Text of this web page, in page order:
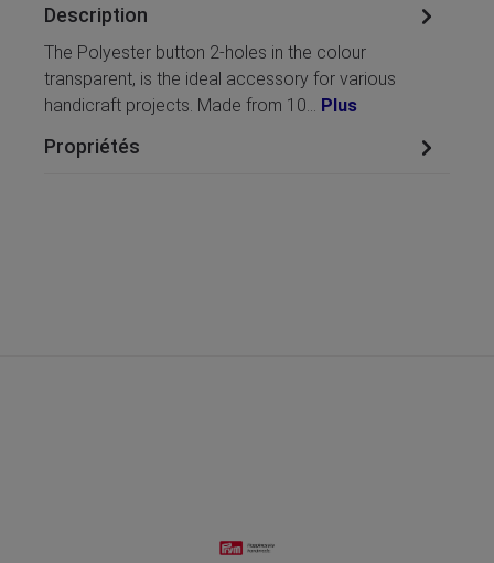
Description
The Polyester button 2-holes in the colour
transparent, is the ideal accessory for various
handicraft projects. Made from 10… Plus
Propriétés